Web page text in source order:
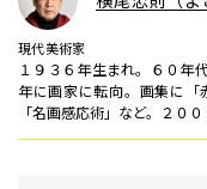
現代美術家
１９３６年生まれ。６０年
年に画家に転向。画集に「
「名画感応術」など。２０